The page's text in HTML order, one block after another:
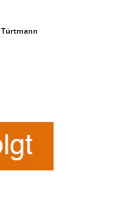
Türtmann